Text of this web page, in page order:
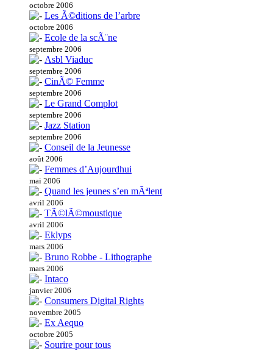
octobre 2006
Les Ã©ditions de l’arbre
octobre 2006
Ecole de la scÃ¨ne
septembre 2006
Asbl Viaduc
septembre 2006
CinÃ© Femme
septembre 2006
Le Grand Complot
septembre 2006
Jazz Station
septembre 2006
Conseil de la Jeunesse
août 2006
Femmes d’Aujourdhui
mai 2006
Quand les jeunes s’en mÃªlent
avril 2006
TÃ©lÃ©moustique
avril 2006
Eklyps
mars 2006
Bruno Robbe - Lithographe
mars 2006
Intaco
janvier 2006
Consumers Digital Rights
novembre 2005
Ex Aequo
octobre 2005
Sourire pour tous